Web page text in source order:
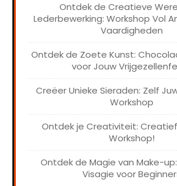
Ontdek de Creatieve
Lederbewerking: Workshop Vol
Vaardigheden
Ontdek de Zoete Kunst:
voor Jouw
Creëer Unieke Sieraden: Zelf
Workshop
Ontdek je Creativiteit:
Workshop!
Ontdek de Magie van Make-
Visagie voor